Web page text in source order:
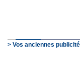
> Vos anciennes